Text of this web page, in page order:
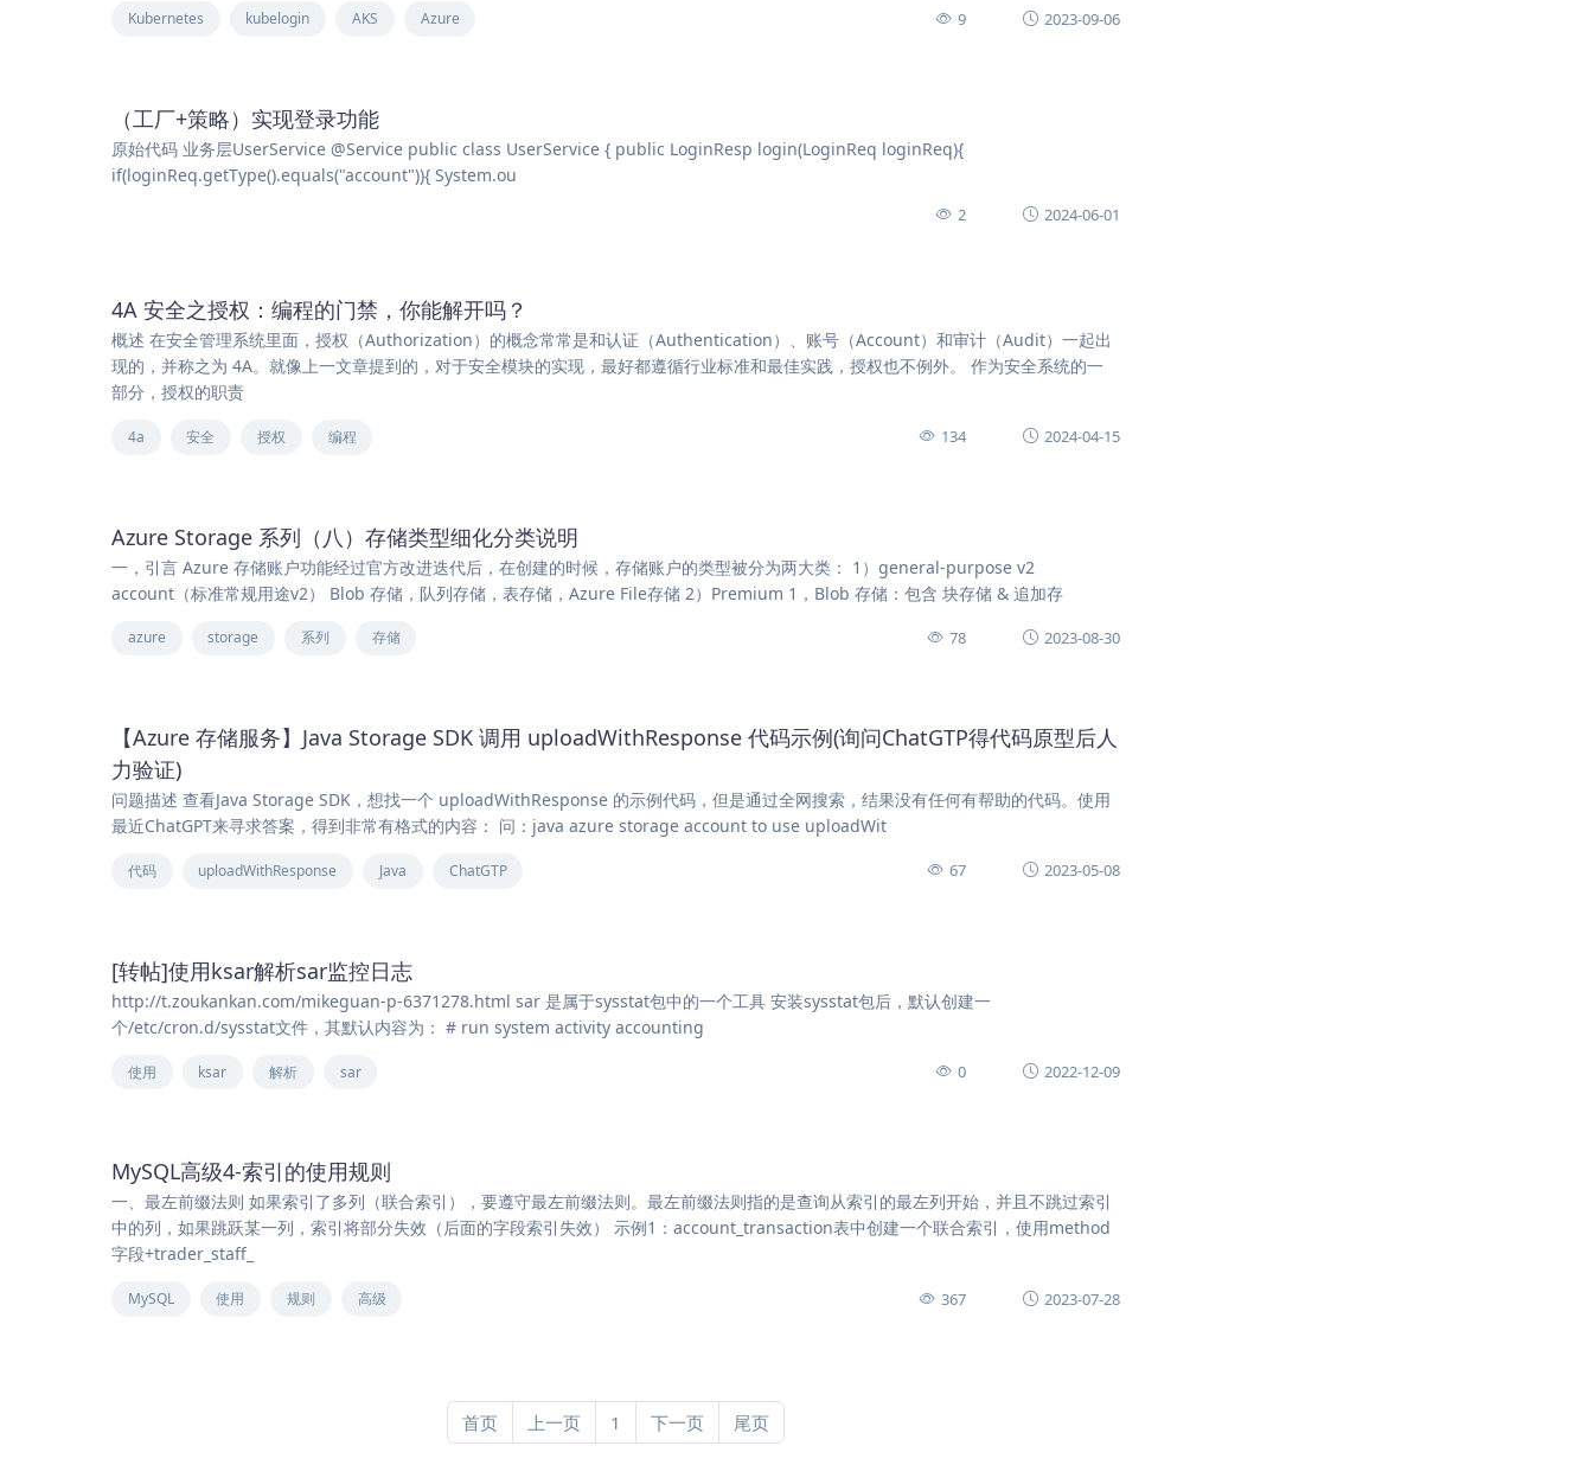
Kubernetes kubelogin AKS Azure 9 2023-09-06
（工厂+策略）实现登录功能
原始代码 业务层UserService @Service public class UserService { public LoginResp login(LoginReq loginReq){
if(loginReq.getType().equals("account")){ System.ou
2 2024-06-01
4A 安全之授权：编程的门禁，你能解开吗？
概述 在安全管理系统里面，授权（Authorization）的概念常常是和认证（Authentication）、账号（Account）和审计（Audit）一起出
现的，并称之为 4A。就像上一文章提到的，对于安全模块的实现，最好都遵循行业标准和最佳实践，授权也不例外。 作为安全系统的一
部分，授权的职责
4a 安全 授权 编程 134 2024-04-15
Azure Storage 系列（八）存储类型细化分类说明
一，引言 Azure 存储账户功能经过官方改进迭代后，在创建的时候，存储账户的类型被分为两大类： 1）general-purpose v2
account（标准常规用途v2） Blob 存储，队列存储，表存储，Azure File存储 2）Premium 1，Blob 存储：包含 块存储 & 追加存
azure storage 系列 存储 78 2023-08-30
【Azure 存储服务】Java Storage SDK 调用 uploadWithResponse 代码示例(询问ChatGTP得代码原型后人
力验证)
问题描述 查看Java Storage SDK，想找一个 uploadWithResponse 的示例代码，但是通过全网搜索，结果没有任何有帮助的代码。使用
最近ChatGPT来寻求答案，得到非常有格式的内容： 问：java azure storage account to use uploadWit
代码 uploadWithResponse Java ChatGTP 67 2023-05-08
[转帖]使用ksar解析sar监控日志
http://t.zoukankan.com/mikeguan-p-6371278.html sar 是属于sysstat包中的一个工具 安装sysstat包后，默认创建一
个/etc/cron.d/sysstat文件，其默认内容为： # run system activity accounting
使用 ksar 解析 sar 0 2022-12-09
MySQL高级4-索引的使用规则
一、最左前缀法则 如果索引了多列（联合索引），要遵守最左前缀法则。最左前缀法则指的是查询从索引的最左列开始，并且不跳过索引
中的列，如果跳跃某一列，索引将部分失效（后面的字段索引失效） 示例1：account_transaction表中创建一个联合索引，使用method
字段+trader_staff_
MySQL 使用 规则 高级 367 2023-07-28
首页 上一页 1 下一页 尾页